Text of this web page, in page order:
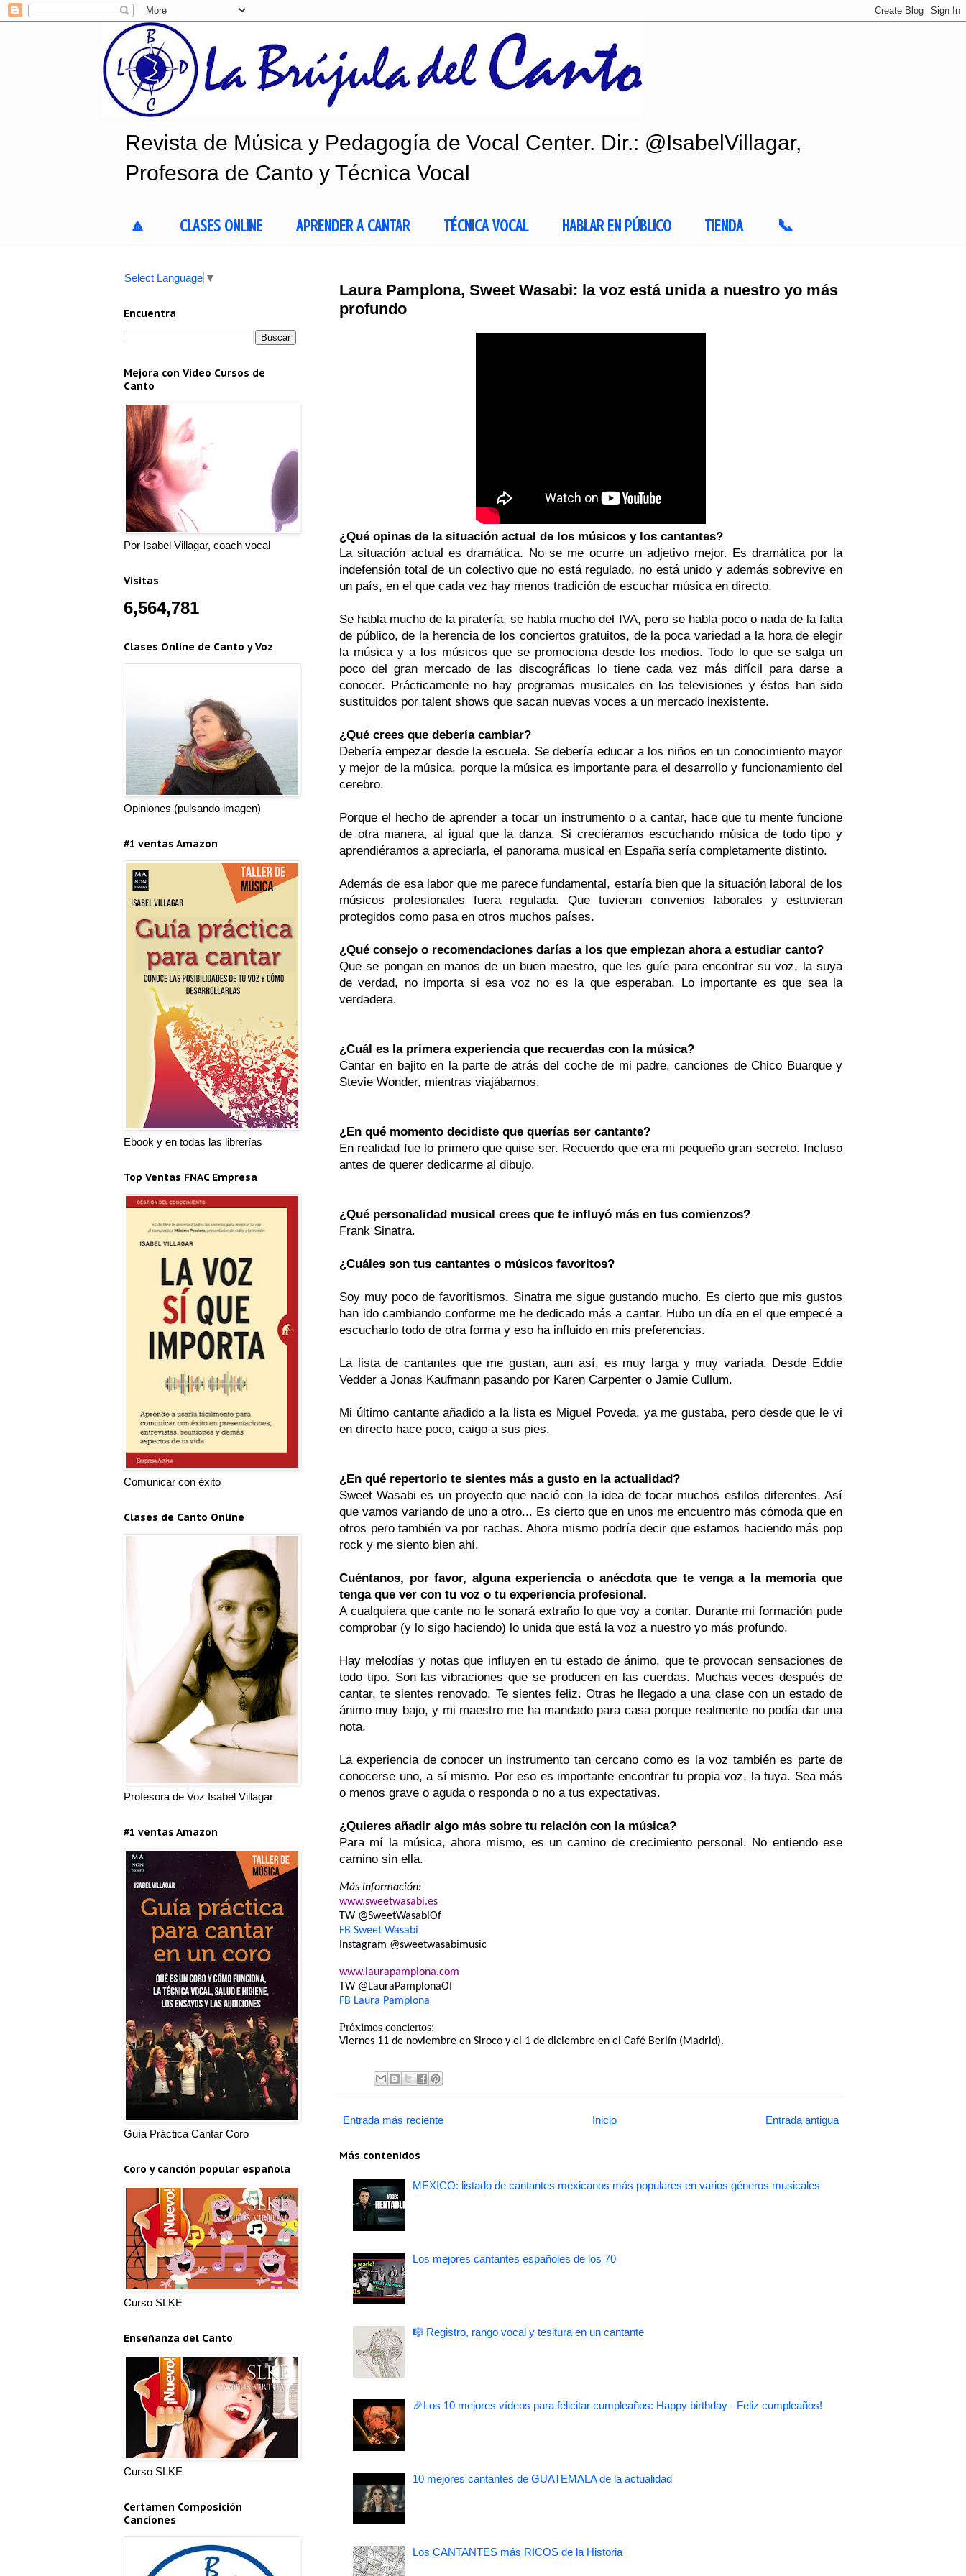
Revista de Música y Pedagogía de Vocal Center. Dir.: @IsabelVillagar,
Profesora de Canto y Técnica Vocal
🔼 CLASES ONLINE APRENDER A CANTAR TÉCNICA VOCAL HABLAR EN PÚBLICO TIENDA 📞
Laura Pamplona, Sweet Wasabi: la voz está unida a nuestro yo más
profundo
¿Qué opinas de la situación actual de los músicos y los cantantes?
La situación actual es dramática. No se me ocurre un adjetivo mejor. Es dramática por la
indefensión total de un colectivo que no está regulado, no está unido y además sobrevive en
un país, en el que cada vez hay menos tradición de escuchar música en directo.
Se habla mucho de la piratería, se habla mucho del IVA, pero se habla poco o nada de la falta
de público, de la herencia de los conciertos gratuitos, de la poca variedad a la hora de elegir
la música y a los músicos que se promociona desde los medios. Todo lo que se salga un
poco del gran mercado de las discográficas lo tiene cada vez más difícil para darse a
conocer. Prácticamente no hay programas musicales en las televisiones y éstos han sido
sustituidos por talent shows que sacan nuevas voces a un mercado inexistente.
¿Qué crees que debería cambiar?
Debería empezar desde la escuela. Se debería educar a los niños en un conocimiento mayor
y mejor de la música, porque la música es importante para el desarrollo y funcionamiento del
cerebro.
Porque el hecho de aprender a tocar un instrumento o a cantar, hace que tu mente funcione
de otra manera, al igual que la danza. Si creciéramos escuchando música de todo tipo y
aprendiéramos a apreciarla, el panorama musical en España sería completamente distinto.
Además de esa labor que me parece fundamental, estaría bien que la situación laboral de los
músicos profesionales fuera regulada. Que tuvieran convenios laborales y estuvieran
protegidos como pasa en otros muchos países.
¿Qué consejo o recomendaciones darías a los que empiezan ahora a estudiar canto?
Que se pongan en manos de un buen maestro, que les guíe para encontrar su voz, la suya
de verdad, no importa si esa voz no es la que esperaban. Lo importante es que sea la
verdadera.
¿Cuál es la primera experiencia que recuerdas con la música?
Cantar en bajito en la parte de atrás del coche de mi padre, canciones de Chico Buarque y
Stevie Wonder, mientras viajábamos.
¿En qué momento decidiste que querías ser cantante?
En realidad fue lo primero que quise ser. Recuerdo que era mi pequeño gran secreto. Incluso
antes de querer dedicarme al dibujo.
¿Qué personalidad musical crees que te influyó más en tus comienzos?
Frank Sinatra.
¿Cuáles son tus cantantes o músicos favoritos?
Soy muy poco de favoritismos. Sinatra me sigue gustando mucho. Es cierto que mis gustos
han ido cambiando conforme me he dedicado más a cantar. Hubo un día en el que empecé a
escucharlo todo de otra forma y eso ha influido en mis preferencias.
La lista de cantantes que me gustan, aun así, es muy larga y muy variada. Desde Eddie
Vedder a Jonas Kaufmann pasando por Karen Carpenter o Jamie Cullum.
Mi último cantante añadido a la lista es Miguel Poveda, ya me gustaba, pero desde que le vi
en directo hace poco, caigo a sus pies.
¿En qué repertorio te sientes más a gusto en la actualidad?
Sweet Wasabi es un proyecto que nació con la idea de tocar muchos estilos diferentes. Así
que vamos variando de uno a otro... Es cierto que en unos me encuentro más cómoda que en
otros pero también va por rachas. Ahora mismo podría decir que estamos haciendo más pop
rock y me siento bien ahí.
Cuéntanos, por favor, alguna experiencia o anécdota que te venga a la memoria que
tenga que ver con tu voz o tu experiencia profesional.
A cualquiera que cante no le sonará extraño lo que voy a contar. Durante mi formación pude
comprobar (y lo sigo haciendo) lo unida que está la voz a nuestro yo más profundo.
Hay melodías y notas que influyen en tu estado de ánimo, que te provocan sensaciones de
todo tipo. Son las vibraciones que se producen en las cuerdas. Muchas veces después de
cantar, te sientes renovado. Te sientes feliz. Otras he llegado a una clase con un estado de
ánimo muy bajo, y mi maestro me ha mandado para casa porque realmente no podía dar una
nota.
La experiencia de conocer un instrumento tan cercano como es la voz también es parte de
conocerse uno, a sí mismo. Por eso es importante encontrar tu propia voz, la tuya. Sea más
o menos grave o aguda o responda o no a tus expectativas.
¿Quieres añadir algo más sobre tu relación con la música?
Para mí la música, ahora mismo, es un camino de crecimiento personal. No entiendo ese
camino sin ella.
Más información:
www.sweetwasabi.es
TW @SweetWasabiOf
FB Sweet Wasabi
Instagram @sweetwasabimusic
www.laurapamplona.com
TW @LauraPamplonaOf
FB Laura Pamplona
Próximos conciertos:
Viernes 11 de noviembre en Siroco y el 1 de diciembre en el Café Berlín (Madrid).
Entrada más reciente Entrada antigua
Inicio
Más contenidos
MEXICO: listado de cantantes mexicanos más populares en varios géneros musicales
Los mejores cantantes españoles de los 70
🎼 Registro, rango vocal y tesitura en un cantante
🎉Los 10 mejores vídeos para felicitar cumpleaños: Happy birthday - Feliz cumpleaños!
10 mejores cantantes de GUATEMALA de la actualidad
Los CANTANTES más RICOS de la Historia
Select Language ▼
Encuentra
Mejora con Video Cursos de
Canto
Por Isabel Villagar, coach vocal
Visitas
6,564,781
Clases Online de Canto y Voz
Opiniones (pulsando imagen)
#1 ventas Amazon
Ebook y en todas las librerías
Top Ventas FNAC Empresa
Comunicar con éxito
Clases de Canto Online
Profesora de Voz Isabel Villagar
#1 ventas Amazon
Guía Práctica Cantar Coro
Coro y canción popular española
Curso SLKE
Enseñanza del Canto
Curso SLKE
Certamen Composición
Canciones